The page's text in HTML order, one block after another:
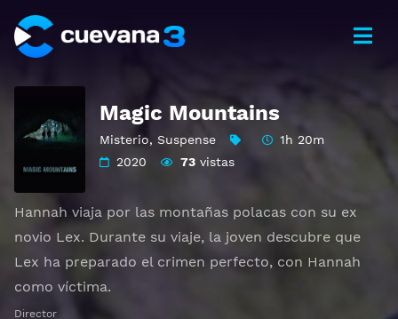
Magic Mountains
Misterio, Suspense
1h 20m
2020
73 vistas
Hannah viaja por las montañas polacas con su ex
novio Lex. Durante su viaje, la joven descubre que
Lex ha preparado el crimen perfecto, con Hannah
como víctima.
Director